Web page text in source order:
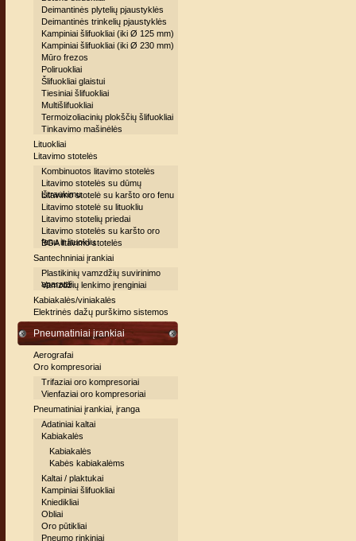
Deimantinės plytelių pjaustyklės
Deimantinės trinkelių pjaustyklės
Kampiniai šlifuokliai (iki Ø 125 mm)
Kampiniai šlifuokliai (iki Ø 230 mm)
Mūro frezos
Poliruokliai
Šlifuokliai glaistui
Tiesiniai šlifuokliai
Multišlifuokliai
Termoizoliacinių plokščių šlifuokliai
Tinkavimo mašinėlės
Lituokliai
Litavimo stotelės
Kombinuotos litavimo stotelės
Litavimo stotelės su dūmų
ištraukimu
Litavimo stotelė su karšto oro fenu
Litavimo stotelė su lituokliu
Litavimo stotelių priedai
Litavimo stotelės su karšto oro
fenu ir lituokliu
BGA litavimo stotelės
Santechniniai įrankiai
Plastikinių vamzdžių suvirinimo
aparatai
Vamzdžių lenkimo įrenginiai
Kabiakalės/viniakalės
Elektrinės dažų purškimo sistemos
Pneumatiniai įrankiai
Aerografai
Oro kompresoriai
Trifaziai oro kompresoriai
Vienfaziai oro kompresoriai
Pneumatiniai įrankiai, įranga
Adatiniai kaltai
Kabiakalės
Kabiakalės
Kabės kabiakalėms
Kaltai / plaktukai
Kampiniai šlifuokliai
Kniedikliai
Obliai
Oro pūtikliai
Pneumo rinkiniai